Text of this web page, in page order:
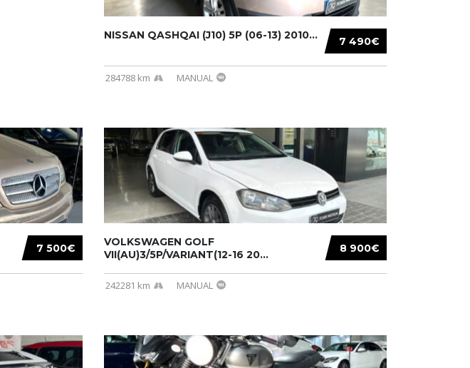
7 490€
NISSAN QASHQAI (J10) 5P (06-13) 2010...
284788 km MANUAL
7 500€ 8 900€
VOLKSWAGEN GOLF
VII(AU)3/5P/VARIANT(12-16 20...
242281 km MANUAL